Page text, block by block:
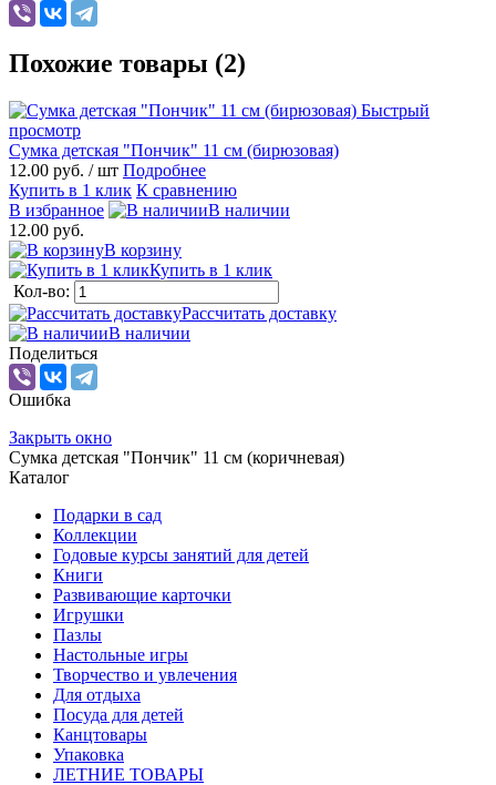
Похожие товары (2)
Быстрый
просмотр
Сумка детская "Пончик" 11 см (бирюзовая)
12.00 руб. / шт Подробнее
Купить в 1 клик К сравнению
В избранное
В наличии
12.00 руб.
В корзину
Купить в 1 клик
Кол-во:
Рассчитать доставку
В наличии
Поделиться
Ошибка
Закрыть окно
Сумка детская "Пончик" 11 см (коричневая)
Каталог
Подарки в сад
Коллекции
Годовые курсы занятий для детей
Книги
Развивающие карточки
Игрушки
Пазлы
Настольные игры
Творчество и увлечения
Для отдыха
Посуда для детей
Канцтовары
Упаковка
ЛЕТНИЕ ТОВАРЫ